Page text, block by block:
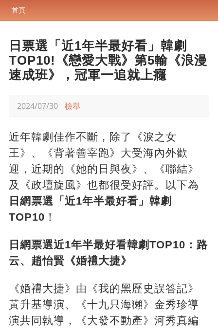
首頁
日票選「近1年半最好看」韓劇
TOP10!《戀愛大戰》第5輸《浪漫
速成班》，冠軍一追就上癮
2024/07/30 檢舉
近年韓劇佳作不斷，除了《淚之女
王》、《背著善宰跑》大受海內外歡
迎，近期的《她的日與夜》、《聯結》
及《政壇旋風》也都很受好評。以下為
日網票選「近1年半最好看」韓劇
TOP10 ！
日網票選近1年半最好看韓劇TOP10：路
云、趙怡賢《婚禮大捷》
《婚禮大捷》由《我的黑歷史誤答記》
黃升基導演、《十九只海獺》金秀珍導
演共同執導，《大發不動產》河秀真編